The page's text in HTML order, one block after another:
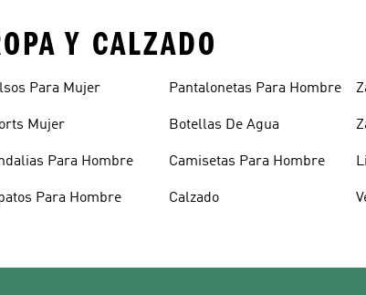
Y CALZADO
Para Mujer
Mujer
Para Hombre
Para Hombre
Pantalonetas Para Hombre
Botellas De Agua
Camisetas Para Hombre
Calzado